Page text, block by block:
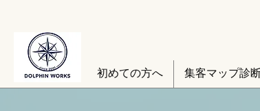
初めての方へ 集客マップ診